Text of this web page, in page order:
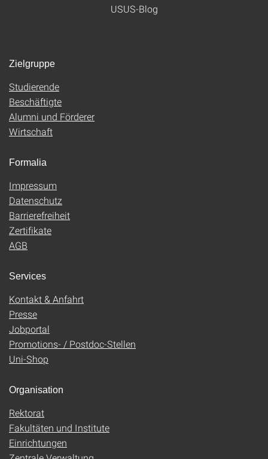
USUS-Blog
Zielgruppe
Studierende
Beschäftigte
Alumni und Förderer
Wirtschaft
Formalia
Impressum
Datenschutz
Barrierefreiheit
Zertifikate
AGB
Services
Kontakt & Anfahrt
Presse
Jobportal
Promotions- / Postdoc-Stellen
Uni-Shop
Organisation
Rektorat
Fakultäten und Institute
Einrichtungen